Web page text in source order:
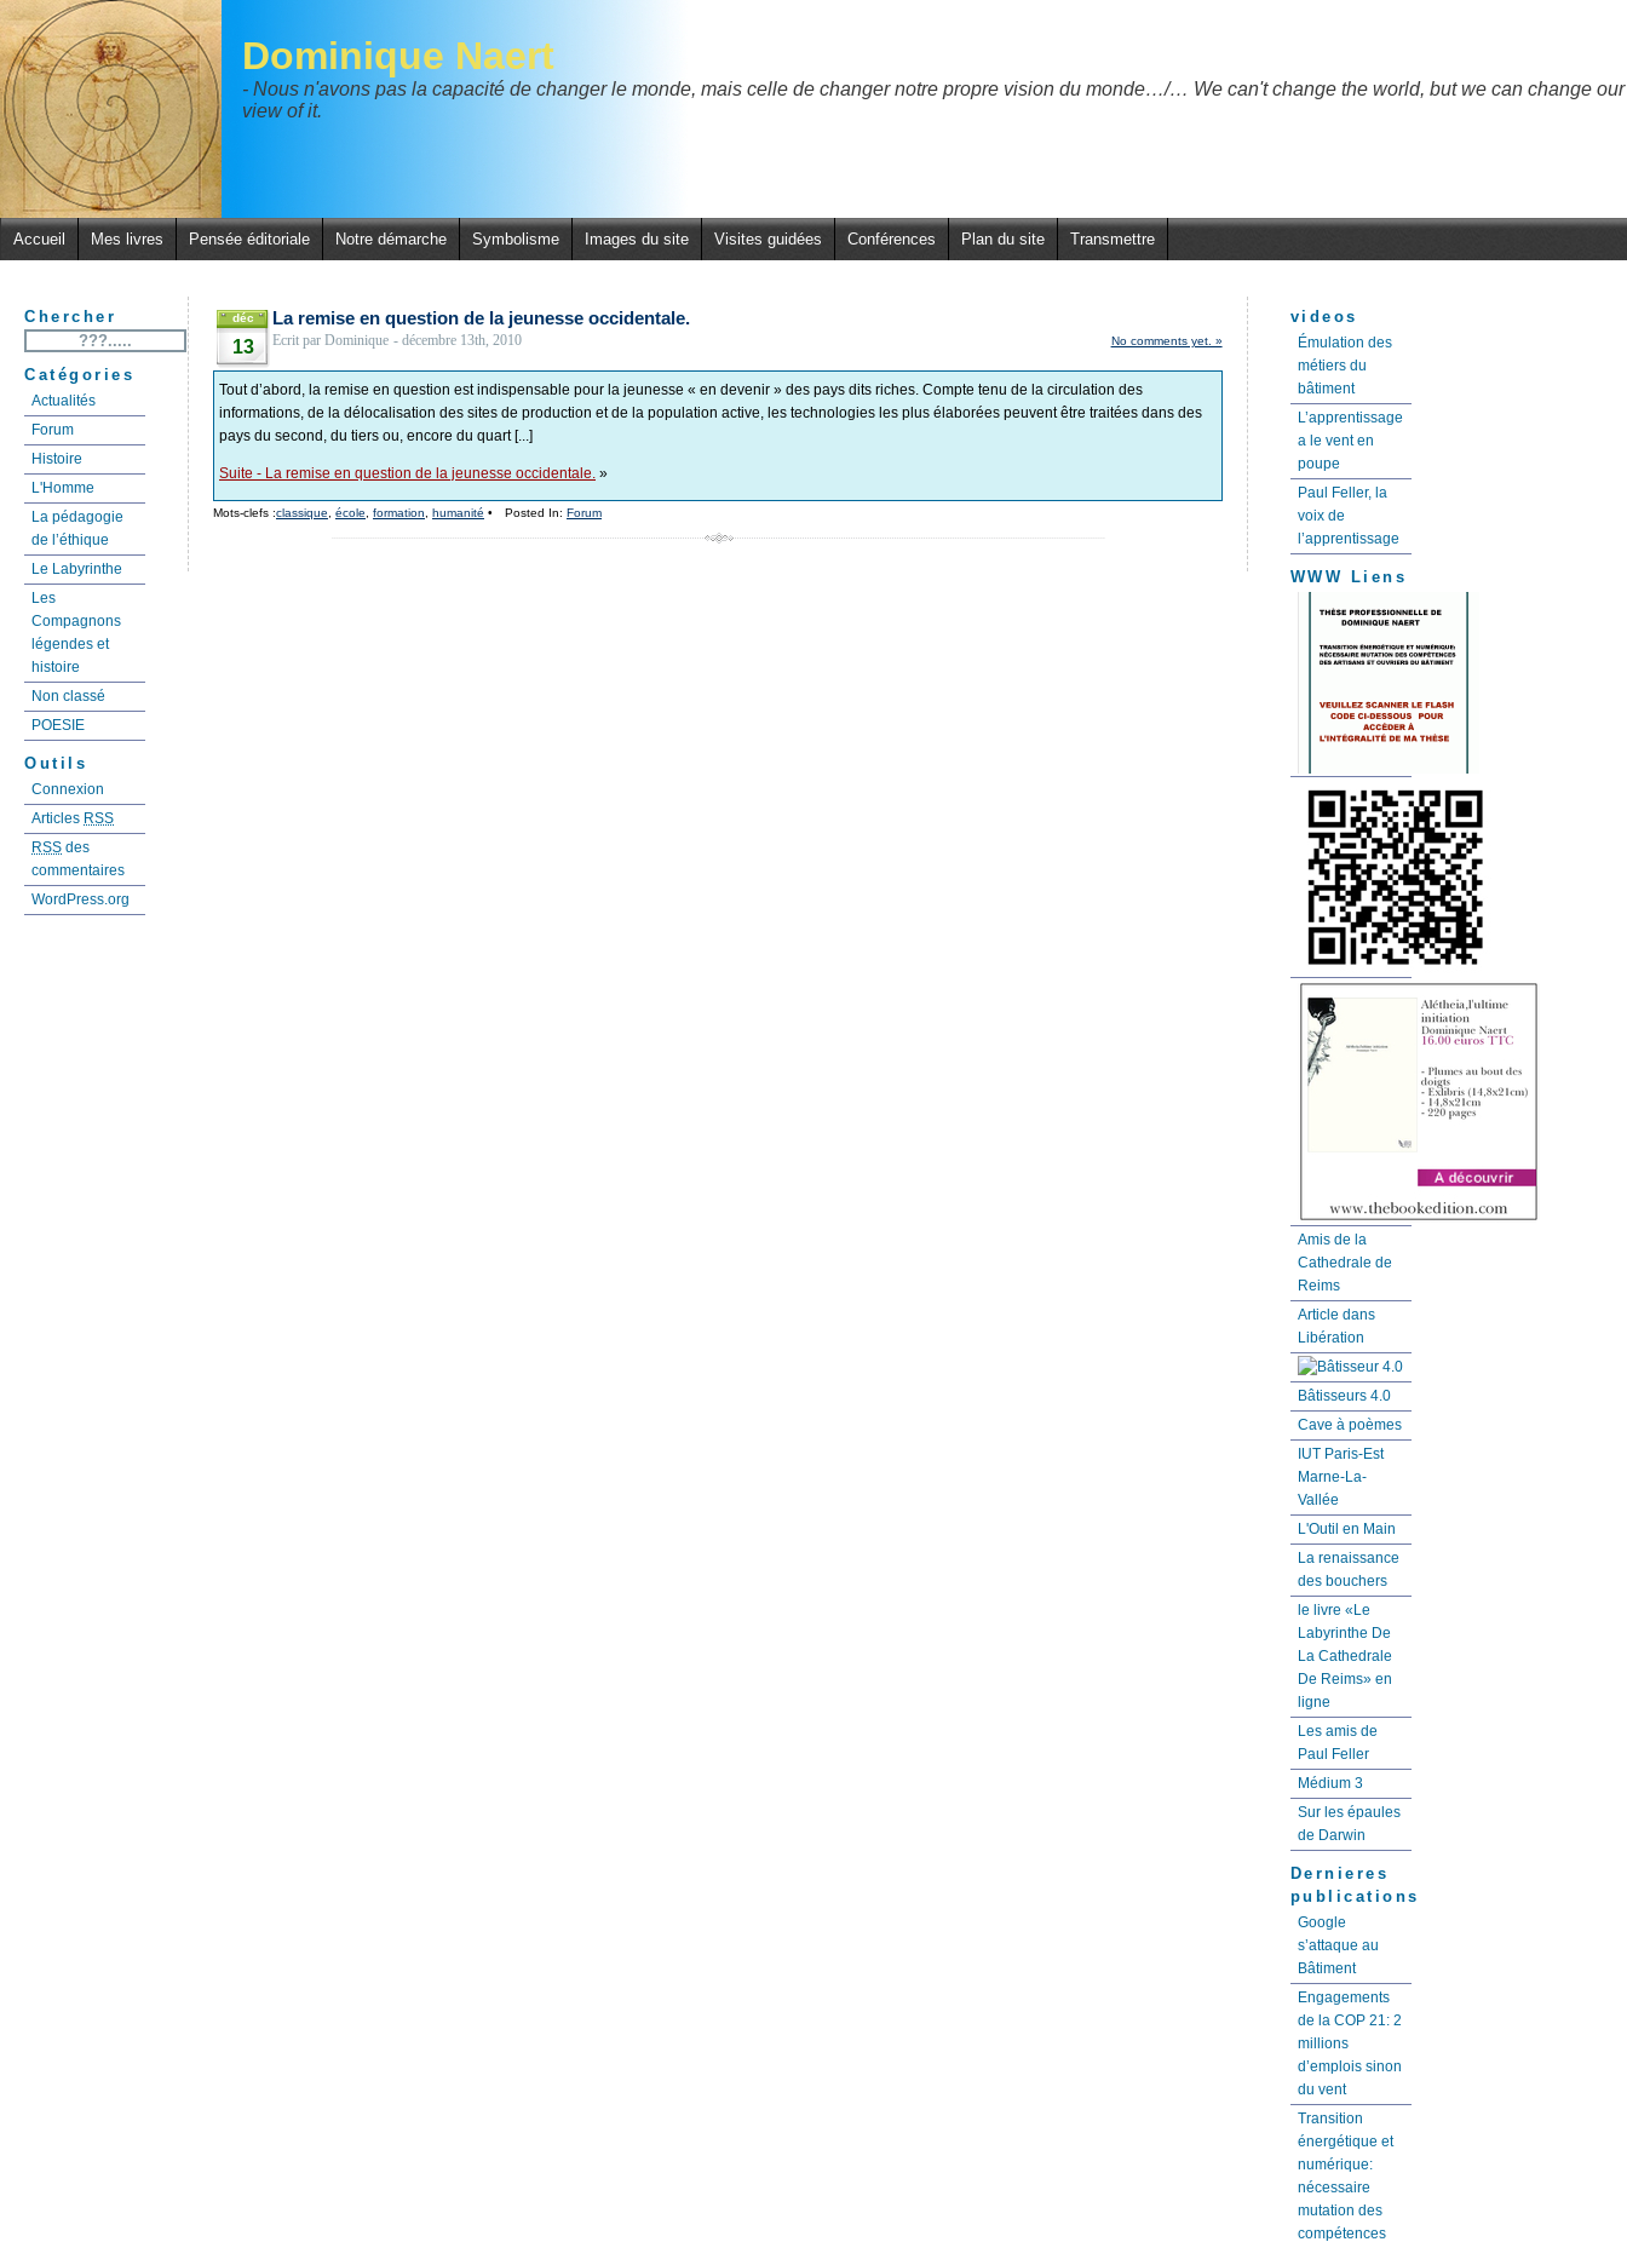
Dominique Naert
- Nous n'avons pas la capacité de changer le monde, mais celle de changer notre propre vision du monde…/… We can't change the world, but we can change our
view of it.
Accueil Mes livres Pensée éditoriale Notre démarche Symbolisme Images du site Visites guidées Conférences Plan du site Transmettre
Chercher
Catégories
Actualités
Forum
Histoire
L'Homme
La pédagogie
de l’éthique
Le Labyrinthe
Les
Compagnons
légendes et
histoire
Non classé
POESIE
Outils
Connexion
Articles RSS
RSS des
commentaires
WordPress.org
déc
13
La remise en question de la jeunesse occidentale.
Ecrit par Dominique - décembre 13th, 2010 No comments yet. »
Tout d’abord, la remise en question est indispensable pour la jeunesse « en devenir » des pays dits riches. Compte tenu de la circulation des
informations, de la délocalisation des sites de production et de la population active, les technologies les plus élaborées peuvent être traitées dans des
pays du second, du tiers ou, encore du quart [...]
Suite - La remise en question de la jeunesse occidentale. »
Mots-clefs :classique école formation humanité • Posted In: Forum
videos
Émulation des
métiers du
bâtiment
L’apprentissage
a le vent en
poupe
Paul Feller, la
voix de
l’apprentissage
WWW Liens
Amis de la
Cathedrale de
Reims
Article dans
Libération
Bâtisseurs 4.0
Cave à poèmes
IUT Paris-Est
Marne-La-
Vallée
L'Outil en Main
La renaissance
des bouchers
le livre «Le
Labyrinthe De
La Cathedrale
De Reims» en
ligne
Les amis de
Paul Feller
Médium 3
Sur les épaules
de Darwin
Dernieres
publications
Google
s’attaque au
Bâtiment
Engagements
de la COP 21: 2
millions
d’emplois sinon
du vent
Transition
énergétique et
numérique:
nécessaire
mutation des
compétences